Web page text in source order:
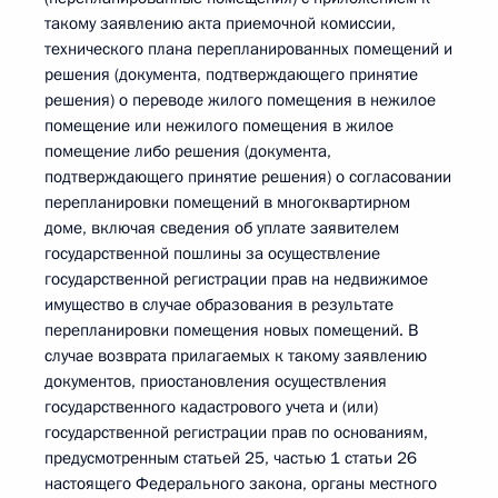
такому заявлению акта приемочной комиссии,
технического плана перепланированных помещений и
решения (документа, подтверждающего принятие
решения) о переводе жилого помещения в нежилое
помещение или нежилого помещения в жилое
помещение либо решения (документа,
подтверждающего принятие решения) о согласовании
перепланировки помещений в многоквартирном
доме, включая сведения об уплате заявителем
государственной пошлины за осуществление
государственной регистрации прав на недвижимое
имущество в случае образования в результате
перепланировки помещения новых помещений. В
случае возврата прилагаемых к такому заявлению
документов, приостановления осуществления
государственного кадастрового учета и (или)
государственной регистрации прав по основаниям,
предусмотренным статьей 25, частью 1 статьи 26
настоящего Федерального закона, органы местного